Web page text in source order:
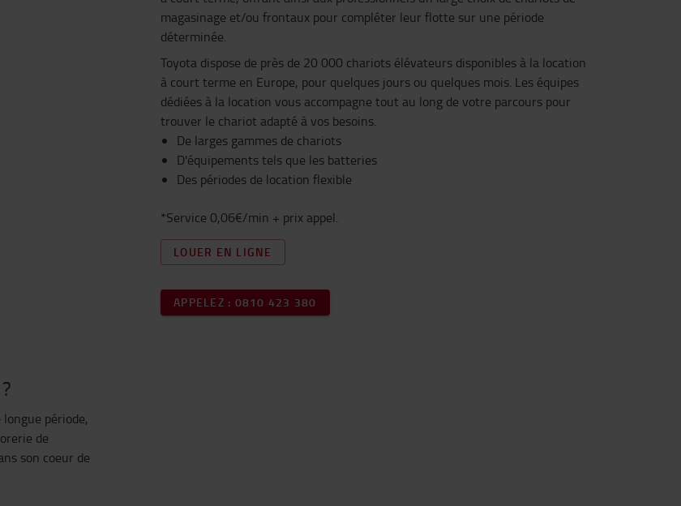
magasinage et/ou frontaux pour compléter leur flotte sur une période
déterminée.
Toyota dispose de près de 20 000 chariots élévateurs disponibles à la location
à court terme en Europe, pour quelques jours ou quelques mois. Les équipes
dédiées à la location vous accompagne tout au long de votre parcours pour
trouver le chariot adapté à vos besoins.
De larges gammes de chariots
D'équipements tels que les batteries
Des périodes de location flexible
*Service 0,06€/min + prix appel.
LOUER EN LIGNE
APPELEZ : 0810 423 380
période,
de
son coeur de